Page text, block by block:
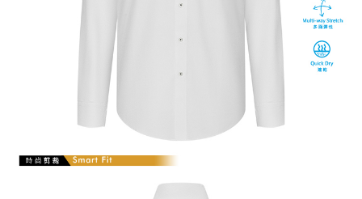
１．透過由恩沛科技股份有限公司提供之「AFTEE先享後付」服務完成之交
易，需依本服務之必要範圍內提供個人資料，並將交易相關給付款項請求債
權轉讓予恩沛科技股份有限公司。
２．關於個人資料處理事宜，請瀏覽以下網址：
https://aftee.tw/terms/#terms3
３．未成年的使用者請事先徵得法定代理人或監護人之同意方可使用
「AFTEE先享後付」，若未經同意申辦者引起之損失，本公司不負相關責
時審查核予不同之上限額度；若仍有額度不足之情形，本公司將視審查結果
５．嚴禁一人註冊多個帳號或使用他人資訊註冊。若發現惡意使用之情形，